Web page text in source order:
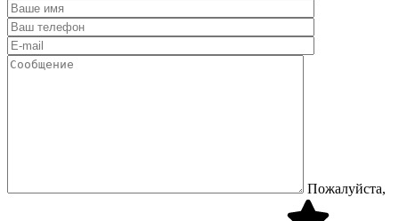
Пожалуйста,